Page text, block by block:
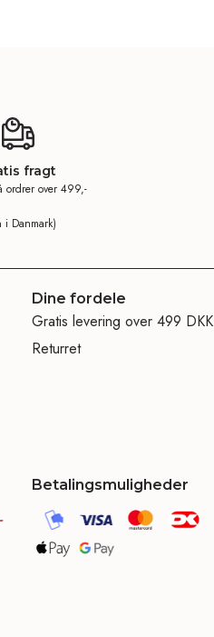
fragt
ordrer over 499,-
i Danmark)
Dine fordele
Gratis levering over 499 DKK
Returret
Betalingsmuligheder